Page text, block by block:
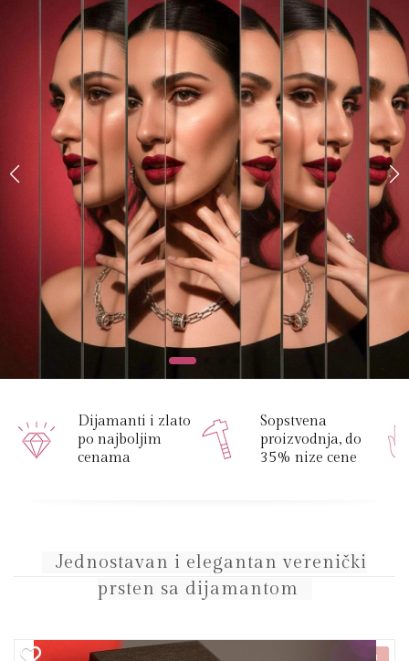
Dijamanti i zlato
po najboljim
cenama
Sopstvena
proizvodnja, do
35% nize cene
Jednostavan i elegantan verenički
prsten sa dijamantom